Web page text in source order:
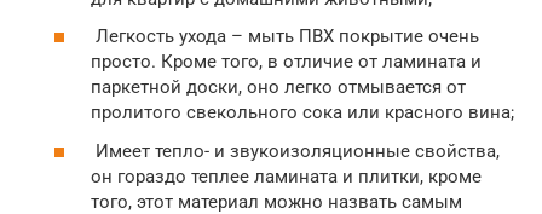
Легкость ухода – мыть ПВХ покрытие очень
просто. Кроме того, в отличие от ламината и
паркетной доски, оно легко отмывается от
пролитого свекольного сока или красного вина;
Имеет тепло- и звукоизоляционные свойства,
он гораздо теплее ламината и плитки, кроме
того, этот материал можно назвать самым